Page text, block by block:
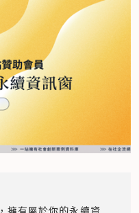
，擁有屬於你的永續資